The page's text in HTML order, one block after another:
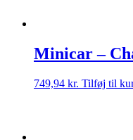
Minicar –
749,94 kr. Tilføj til